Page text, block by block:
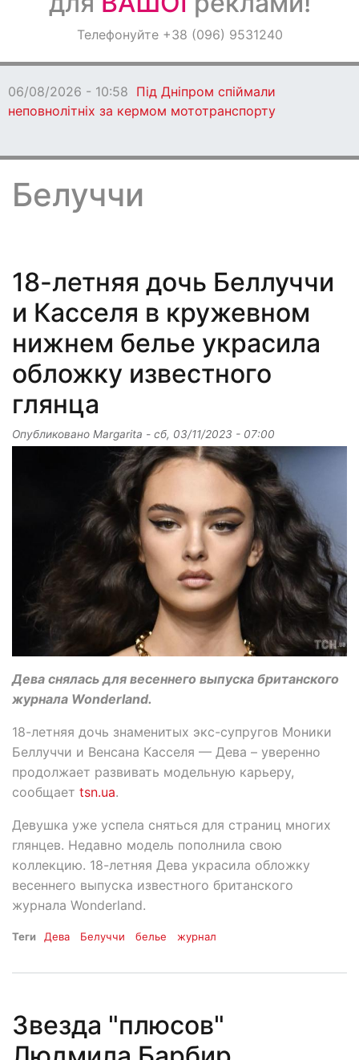
ОголошенняТелефонуйте +38 (096) 9531240
06/08/2026 - 10:58 Під Дніпром спіймали
неповнолітніх за кермом мототранспорту
Белуччи
18-летняя дочь Беллуччи
и Касселя в кружевном
нижнем белье украсила
обложку известного
глянца
Опубликовано Margarita - сб, 03/11/2023 - 07:00
Дева снялась для весеннего выпуска британского
журнала Wonderland.
18-летняя дочь знаменитых экс-супругов Моники
Беллуччи и Венсана Касселя — Дева – уверенно
продолжает развивать модельную карьеру,
сообщает tsn.ua.
Девушка уже успела сняться для страниц многих
глянцев. Недавно модель пополнила свою
коллекцию. 18-летняя Дева украсила обложку
весеннего выпуска известного британского
журнала Wonderland.
Теги Дева Белуччи белье журнал
Звезда "плюсов"